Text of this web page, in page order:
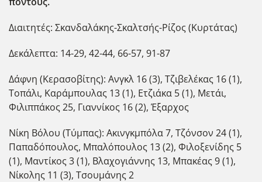
Διαιτητές: Σκανδαλάκης-Σκαλτσής-Ρίζος (Κυρτάτας)
Δεκάλεπτα: 14-29, 42-44, 66-57, 91-87
Δάφνη (Κερασοβίτης): Ανγκλ 16 (3), Τζιβελέκας 16 (1),
Τοπάλι, Καράμπουλας 13 (1), Ετζιάκα 5 (1), Μετάι,
Φιλιππάκος 25, Γιαννίκος 16 (2), Έξαρχος
Νίκη Βόλου (Τύμπας): Ακινγκμπόλα 7, Τζόνσον 24 (1),
Παπαδόπουλος, Μπαλόπουλος 13 (2), Φιλοξενίδης 5
(1), Μαντίκος 3 (1), Βλαχογιάννης 13, Μπακέας 9 (1),
Νίκολης 11 (3), Τσουμάνης 2